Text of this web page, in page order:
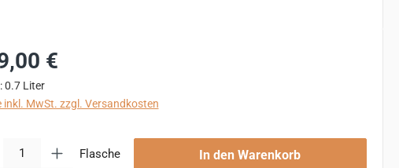
Preis:
€
0.7 Liter
inkl. MwSt. zzgl. Versandkosten
Anzahl: Gib den gewünschten Wert ein oder benutze die Schaltflächen um die
Flasche In den Warenkorb